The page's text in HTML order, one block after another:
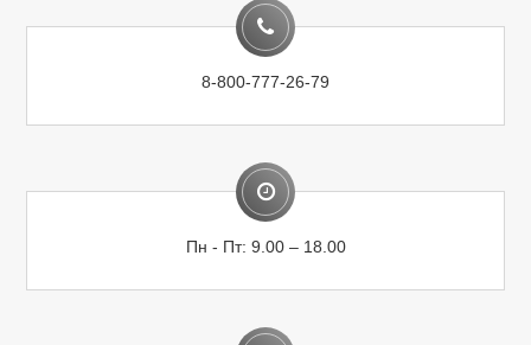
8-800-777-26-79
Пн - Пт: 9.00 – 18.00